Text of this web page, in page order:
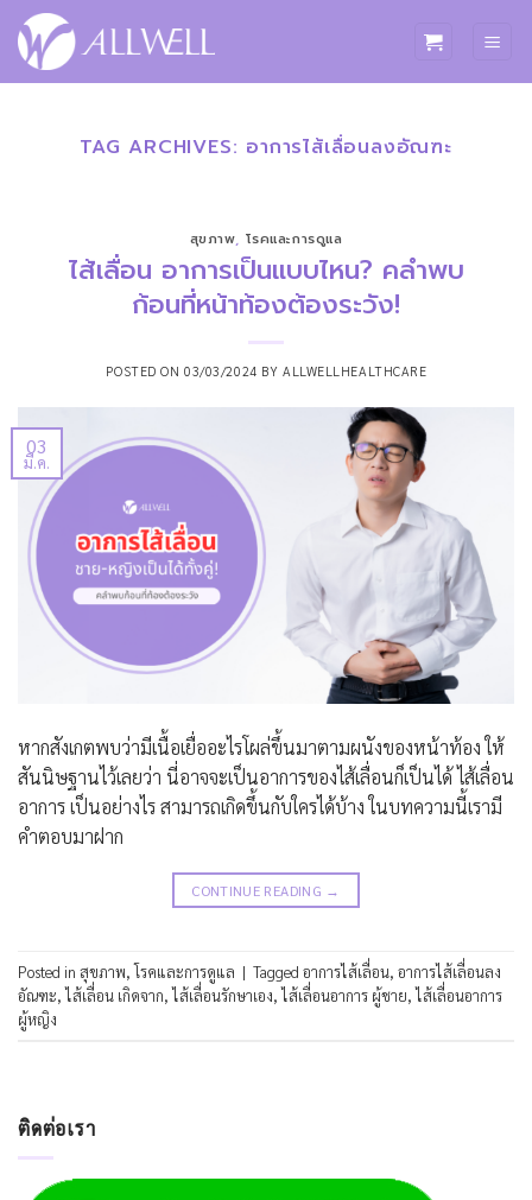
ข้าม
ไป
TAG ARCHIVES: อาการไส้เลื่อนลงอัณฑะ
สุขภาพ, โรคและการดูแล
ไส้เลื่อน อาการเป็นแบบไหน? คลำพบ
ก้อนที่หน้าท้องต้องระวัง!
POSTED ON03/03/2024 BY ALLWELLHEALTHCARE
03
มี.ค.
หากสังเกตพบว่ามีเนื้อเยื่ออะไรโผล่ขึ้นมาตามผนังของหน้าท้อง ให้
สันนิษฐานไว้เลยว่า นี่อาจจะเป็นอาการของไส้เลื่อนก็เป็นได้ ไส้เลื่อน
อาการ เป็นอย่างไร สามารถเกิดขึ้นกับใครได้บ้าง ในบทความนี้เรามี
คำตอบมาฝาก
CONTINUE READING →
Posted in สุขภาพ,โรคและการดูแล | Tagged อาการไส้เลื่อน, อาการไส้เลื่อนลง
อัณฑะ, ไส้เลื่อน เกิดจาก, ไส้เลื่อนรักษาเอง, ไส้เลื่อนอาการ ผู้ชาย, ไส้เลื่อนอาการ
ผู้หญิง
ติดต่อเรา